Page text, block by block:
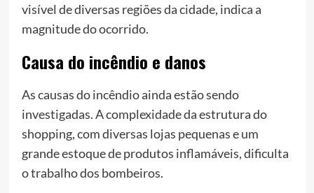
visível de diversas regiões da cidade, indica a
magnitude do ocorrido.
Causa do incêndio e danos
As causas do incêndio ainda estão sendo
investigadas. A complexidade da estrutura do
shopping, com diversas lojas pequenas e um
grande estoque de produtos inflamáveis, dificulta
o trabalho dos bombeiros.